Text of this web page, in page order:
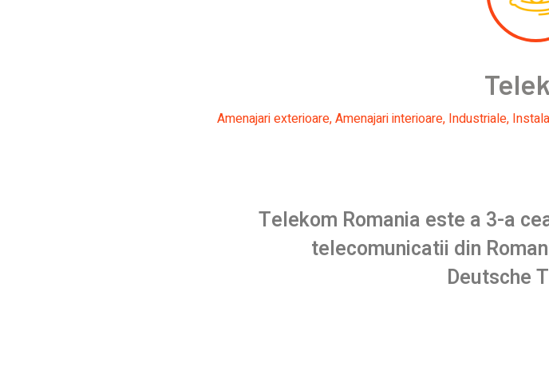
Amenajari exterioare,Amenajari interioare, Industriale,
Telekom Romania este a 3-a
telecomunicatii din
Deutsche